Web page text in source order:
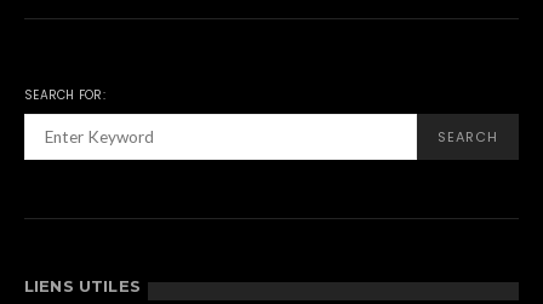
SEARCH FOR:
SEARCH
LIENS UTILES